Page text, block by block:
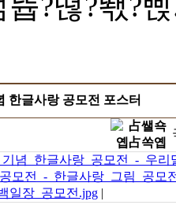
한글사랑 공모전 포스터
기념_한글사랑_공모전_-_우리
모전_-_한글사랑_그림_공모
일장_공모전.jpg |